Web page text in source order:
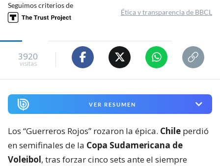
Seguimos criterios de
Ética y transparencia de BBCL
3920
visitas
VER RESUMEN
Los “Guerreros Rojos” rozaron la épica. Chile perdió
en semifinales de la Copa Sudamericana de
Voleibol, tras forzar cinco sets ante el siempre